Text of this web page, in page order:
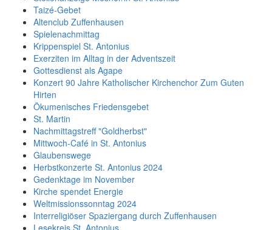
Taizé-Gebet
Altenclub Zuffenhausen
Spielenachmittag
Krippenspiel St. Antonius
Exerziten im Alltag in der Adventszeit
Gottesdienst als Agape
Konzert 90 Jahre Katholischer Kirchenchor Zum Guten
Hirten
Ökumenisches Friedensgebet
St. Martin
Nachmittagstreff "Goldherbst"
Mittwoch-Café in St. Antonius
Glaubenswege
Herbstkonzerte St. Antonius 2024
Gedenktage im November
Kirche spendet Energie
Weltmissionssonntag 2024
Interreligiöser Spaziergang durch Zuffenhausen
Lesekreis St. Antonius